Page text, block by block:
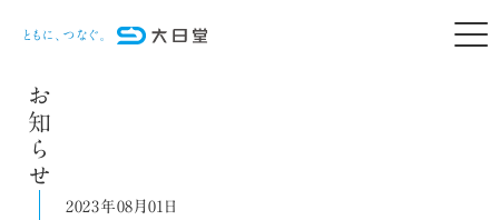
お知らせ
2023年08月01日